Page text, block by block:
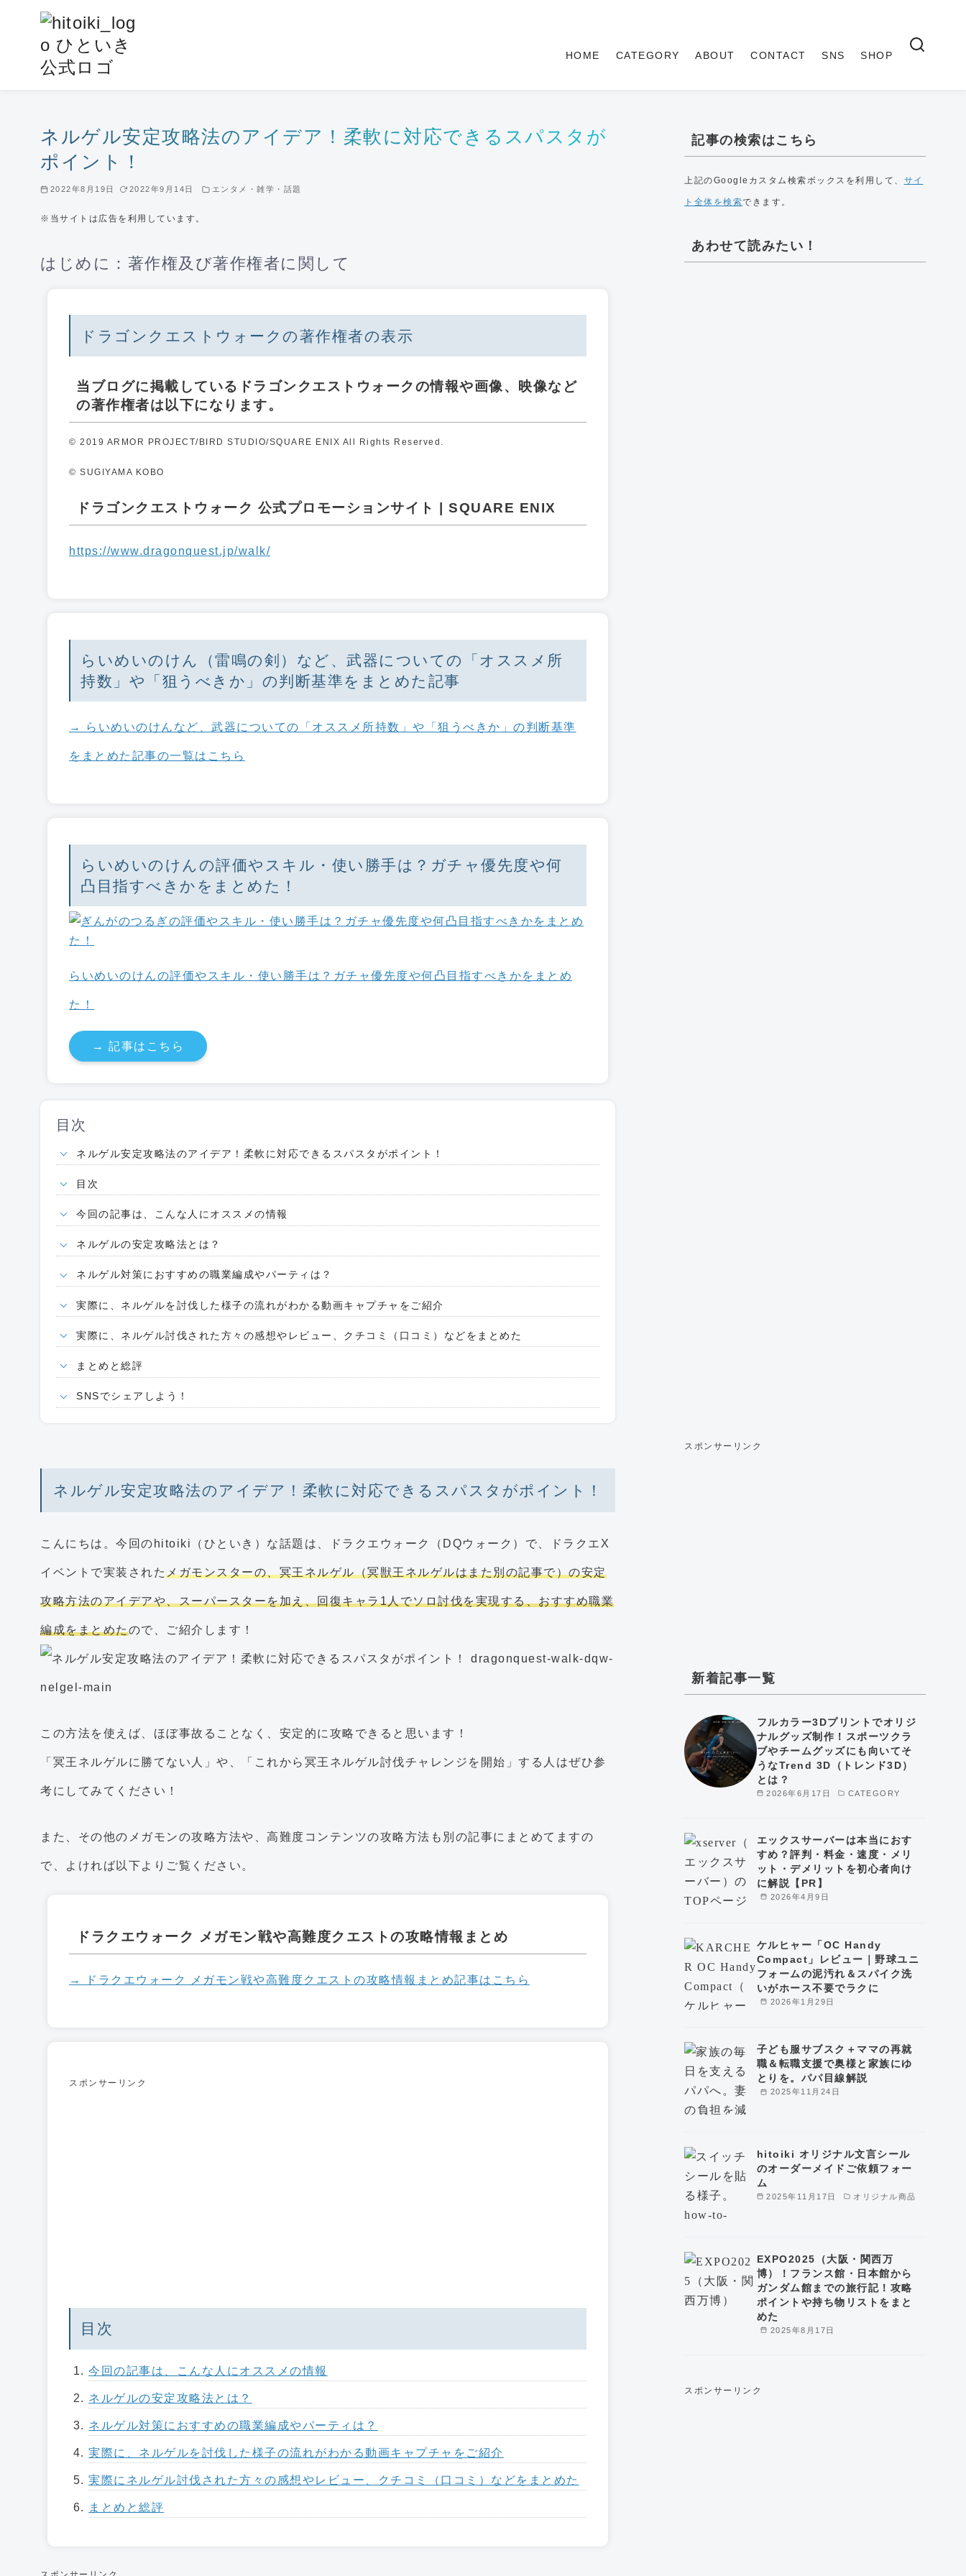
HOME CATEGORY ABOUT CONTACT SNS SHOP
ネルゲル安定攻略法のアイデア！柔軟に対応できるスパスタが
ポイント！
2022年8月19日 2022年9月14日 エンタメ・雑学・話題
※当サイトは広告を利用しています。
はじめに：著作権及び著作権者に関して
ドラゴンクエストウォークの著作権者の表示
当ブログに掲載しているドラゴンクエストウォークの情報や画像、映像など
の著作権者は以下になります。
© 2019 ARMOR PROJECT/BIRD STUDIO/SQUARE ENIX All Rights Reserved.
© SUGIYAMA KOBO
ドラゴンクエストウォーク 公式プロモーションサイト | SQUARE ENIX
https://www.dragonquest.jp/walk/
らいめいのけん（雷鳴の剣）など、武器についての「オススメ所
持数」や「狙うべきか」の判断基準をまとめた記事
→ らいめいのけんなど、武器についての「オススメ所持数」や「狙うべきか」の判断基準
をまとめた記事の一覧はこちら
らいめいのけんの評価やスキル・使い勝手は？ガチャ優先度や何
凸目指すべきかをまとめた！
らいめいのけんの評価やスキル・使い勝手は？ガチャ優先度や何凸目指すべきかをまとめ
た！
→ 記事はこちら
目次
ネルゲル安定攻略法のアイデア！柔軟に対応できるスパスタがポイント！
目次
今回の記事は、こんな人にオススメの情報
ネルゲルの安定攻略法とは？
ネルゲル対策におすすめの職業編成やパーティは？
実際に、ネルゲルを討伐した様子の流れがわかる動画キャプチャをご紹介
実際に、ネルゲル討伐された方々の感想やレビュー、クチコミ（口コミ）などをまとめた
まとめと総評
SNSでシェアしよう！
ネルゲル安定攻略法のアイデア！柔軟に対応できるスパスタがポイント！
こんにちは。今回のhitoiki（ひといき）な話題は、ドラクエウォーク（DQウォーク）で、ドラクエX
イベントで実装されたメガモンスターの、冥王ネルゲル（冥獣王ネルゲルはまた別の記事で）の安定
攻略方法のアイデアや、スーパースターを加え、回復キャラ1人でソロ討伐を実現する、おすすめ職業
編成をまとめたので、ご紹介します！
この方法を使えば、ほぼ事故ることなく、安定的に攻略できると思います！
「冥王ネルゲルに勝てない人」や、「これから冥王ネルゲル討伐チャレンジを開始」する人はぜひ参
考にしてみてください！
また、その他のメガモンの攻略方法や、高難度コンテンツの攻略方法も別の記事にまとめてますの
で、よければ以下よりご覧ください。
ドラクエウォーク メガモン戦や高難度クエストの攻略情報まとめ
→ ドラクエウォーク メガモン戦や高難度クエストの攻略情報まとめ記事はこちら
スポンサーリンク
目次
今回の記事は、こんな人にオススメの情報
ネルゲルの安定攻略法とは？
ネルゲル対策におすすめの職業編成やパーティは？
実際に、ネルゲルを討伐した様子の流れがわかる動画キャプチャをご紹介
実際にネルゲル討伐された方々の感想やレビュー、クチコミ（口コミ）などをまとめた
まとめと総評
記事の検索はこちら
上記のGoogleカスタム検索ボックスを利用して、 サイ
ト全体を検索できます。
あわせて読みたい！
スポンサーリンク
新着記事一覧
2026年6月17日 CATEGORY
フルカラー3Dプリントでオリジ
ナルグッズ制作！スポーツクラ
ブやチームグッズにも向いてそ
うなTrend 3D（トレンド3D）
とは？
2026年4月9日
エックスサーバーは本当におす
すめ？評判・料金・速度・メリ
ット・デメリットを初心者向け
に解説【PR】
2026年1月29日
ケルヒャー「OC Handy
Compact」レビュー｜野球ユニ
フォームの泥汚れ＆スパイク洗
いがホース不要でラクに
2025年11月24日
子ども服サブスク＋ママの再就
職＆転職支援で奥様と家族にゆ
とりを。パパ目線解説
2025年11月17日 オリジナル商品
hitoiki オリジナル文言シール
のオーダーメイドご依頼フォー
ム
2025年8月17日
EXPO2025（大阪・関西万
博）！フランス館・日本館から
ガンダム館までの旅行記！攻略
ポイントや持ち物リストをまと
めた
スポンサーリンク